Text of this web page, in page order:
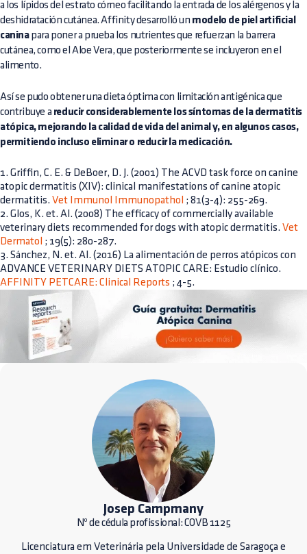
a los lípidos del estrato córneo facilitando la entrada de los alérgenos y la
deshidratación cutánea. Affinity desarrolló un modelo de piel artificial
caninapara poner a prueba los nutrientes que refuerzan la barrera
cutánea, como el Aloe Vera, que posteriormente se incluyeron en el
alimento.
Así se pudo obtener una dieta óptima con limitación antigénica que
contribuye a reducir considerablemente los síntomas de la dermatitis
atópica, mejorando la calidad de vida del animal y, en algunos casos,
permitiendo incluso eliminar o reducir la medicación.
1. Griffin, C. E. & DeBoer, D. J. (2001) The ACVD task force on canine
atopic dermatitis (XIV): clinical manifestations of canine atopic
dermatitis. Vet Immunol Immunopathol ; 81(3-4): 255-269.
2. Glos, K. et. Al. (2008) The efficacy of commercially available
veterinary diets recommended for dogs with atopic dermatitis. Vet
Dermatol ; 19(5): 280-287.
3. Sánchez, N. et. Al. (2016) La alimentación de perros atópicos con
ADVANCE VETERINARY DIETS ATOPIC CARE: Estudio clínico.
AFFINITY PETCARE: Clinical Reports ; 4-5.
Josep Campmany
Nº de cédula profissional: COVB 1125
Licenciatura em Veterinária pela Universidade de Saragoça e